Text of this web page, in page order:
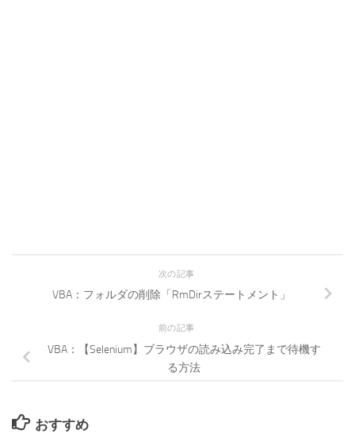
次の記事
VBA：フォルダの削除「RmDirステートメント」
前の記事
VBA：【Selenium】ブラウザの読み込み完了まで待機す
る方法
おすすめ